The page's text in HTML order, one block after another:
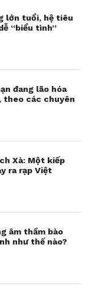
lớn tuổi, hệ tiêu
“biểu tình”
đang lão hóa
theo các chuyên
Xà: Một kiếp
ra rạp Việt
âm thầm bào
như thế nào?